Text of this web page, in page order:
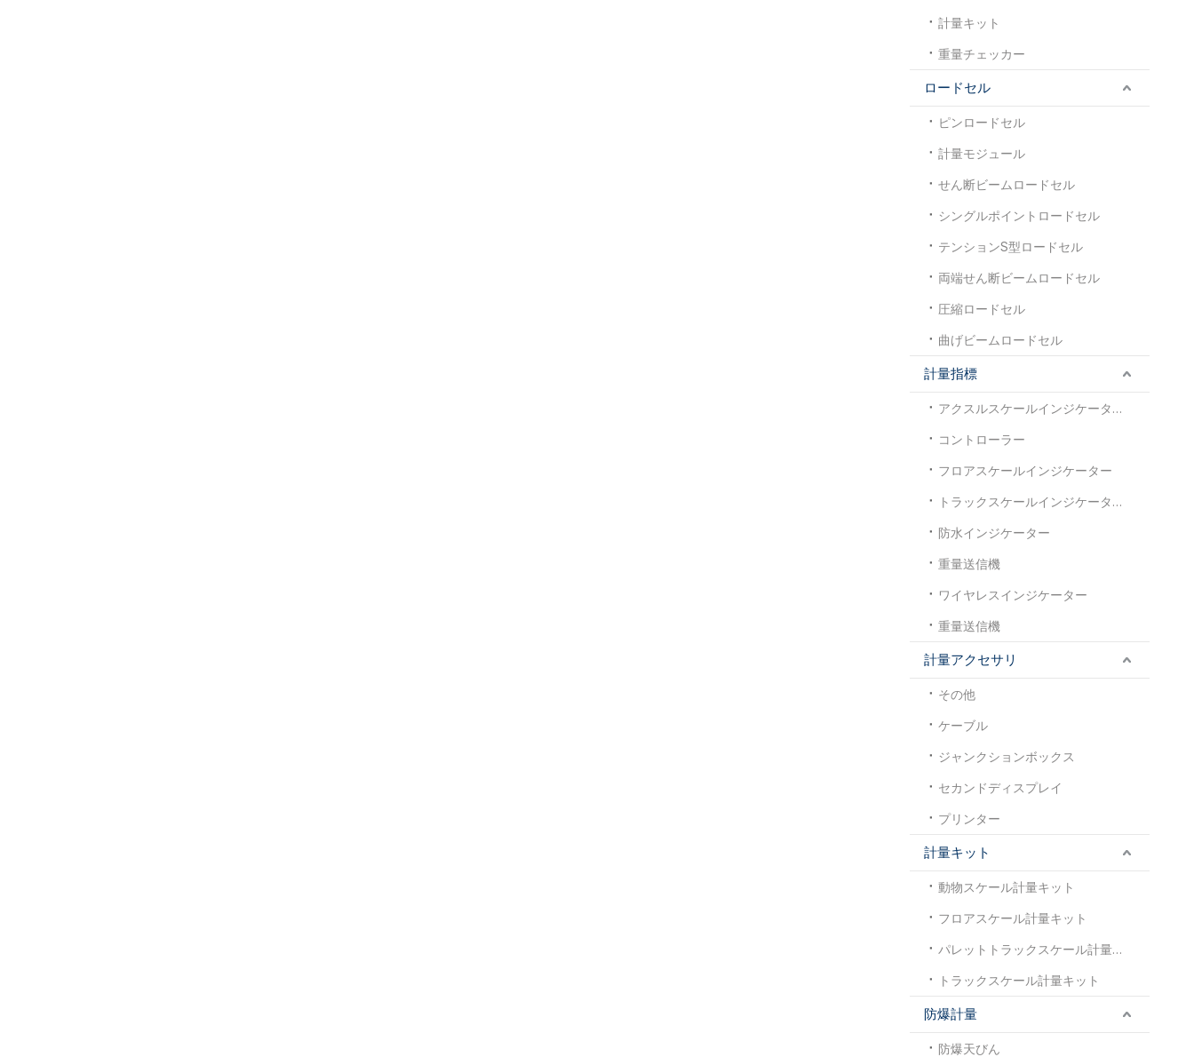
計量キット
重量チェッカー
ロードセル
ピンロードセル
計量モジュール
せん断ビームロードセル
シングルポイントロードセル
テンションS型ロードセル
両端せん断ビームロードセル
圧縮ロードセル
曲げビームロードセル
計量指標
アクスルスケールインジケーター
コントローラー
フロアスケールインジケーター
トラックスケールインジケーター
防水インジケーター
重量送信機
ワイヤレスインジケーター
重量送信機
計量アクセサリ
その他
ケーブル
ジャンクションボックス
セカンドディスプレイ
プリンター
計量キット
動物スケール計量キット
フロアスケール計量キット
パレットトラックスケール計量キット
トラックスケール計量キット
防爆計量
防爆天びん